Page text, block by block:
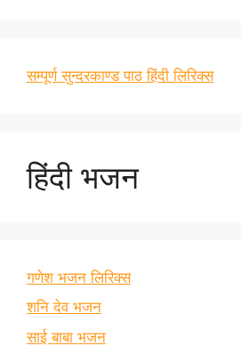
सम्पूर्ण सुन्दरकाण्ड पाठ हिंदी लिरिक्स
हिंदी भजन
गणेश भजन लिरिक्स
शनि देव भजन
साई बाबा भजन